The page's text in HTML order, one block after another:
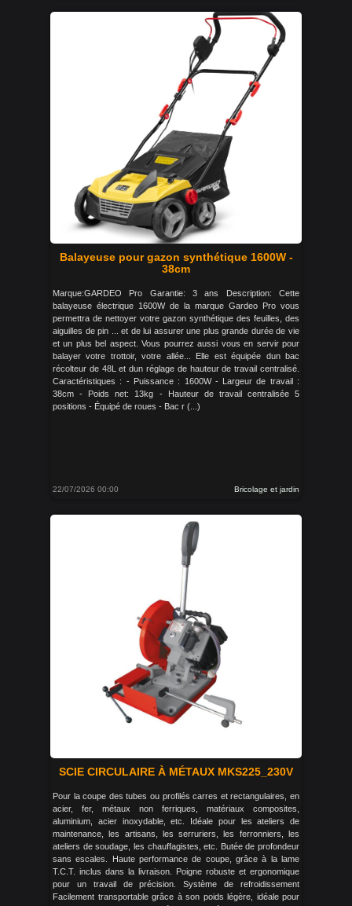
Balayeuse pour gazon synthétique 1600W -
38cm
Marque:GARDEO Pro Garantie: 3 ans Description: Cette
balayeuse électrique 1600W de la marque Gardeo Pro vous
permettra de nettoyer votre gazon synthétique des feuilles, des
aiguilles de pin ... et de lui assurer une plus grande durée de vie
et un plus bel aspect. Vous pourrez aussi vous en servir pour
balayer votre trottoir, votre allée... Elle est équipée dun bac
récolteur de 48L et dun réglage de hauteur de travail centralisé.
Caractéristiques : - Puissance : 1600W - Largeur de travail :
38cm - Poids net: 13kg - Hauteur de travail centralisée 5
positions - Équipé de roues - Bac r (...)
22/07/2026 00:00 Bricolage et jardin
SCIE CIRCULAIRE À MÉTAUX MKS225_230V
Pour la coupe des tubes ou profilés carres et rectangulaires, en
acier, fer, métaux non ferriques, matériaux composites,
aluminium, acier inoxydable, etc. Idéale pour les ateliers de
maintenance, les artisans, les serruriers, les ferronniers, les
ateliers de soudage, les chauffagistes, etc. Butée de profondeur
sans escales. Haute performance de coupe, grâce à la lame
T.C.T. inclus dans la livraison. Poigne robuste et ergonomique
pour un travail de précision. Système de refroidissement
Facilement transportable grâce à son poids légère, idéale pour